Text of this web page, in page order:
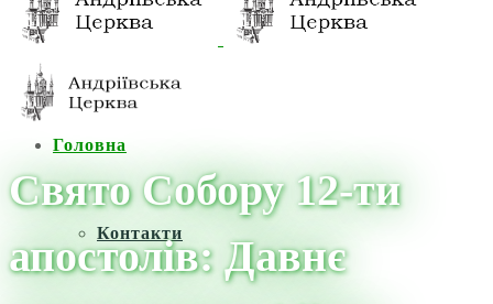
Головна
Контакти
Свято Собору 12-ти
апостолів: Давнє